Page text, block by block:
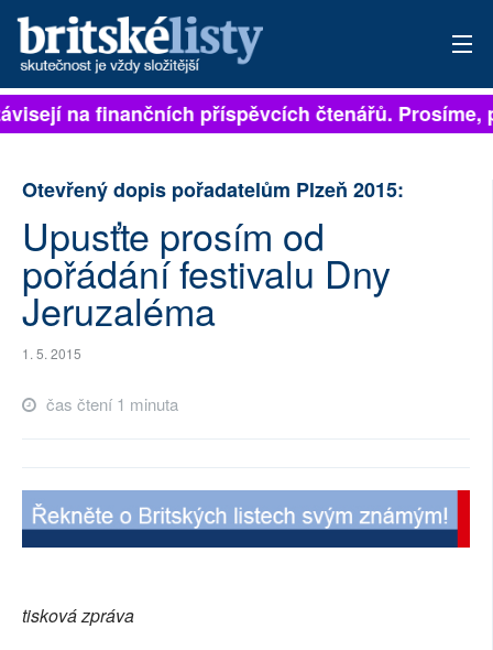
PŘIHLÁSIT
ROZHOVORY
TÉMATA
AUTOŘI
SOCIÁLNÍ SÍTĚ
PLNÁ VERZE STRÁNEK
na finančních příspěvcích čtenářů. Prosíme,
Otevřený dopis pořadatelům Plzeň 2015:
Upusťte prosím od
pořádání festivalu Dny
Jeruzaléma
1. 5. 2015
čas čtení 1 minuta
tisková zpráva